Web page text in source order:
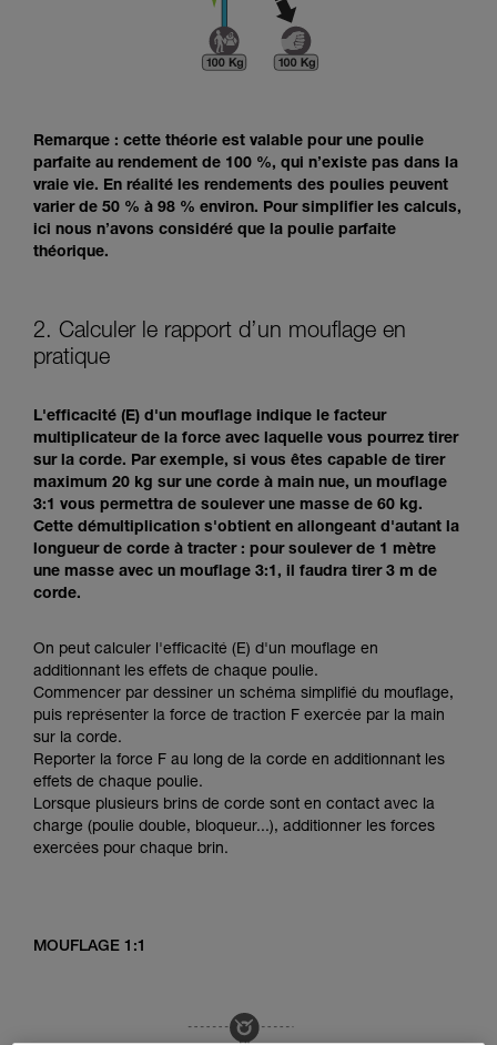
Remarque : cette théorie est valable pour une poulie
parfaite au rendement de 100 %, qui n’existe pas dans la
vraie vie. En réalité les rendements des poulies peuvent
varier de 50 % à 98 % environ. Pour simplifier les calculs,
ici nous n’avons considéré que la poulie parfaite
théorique.
2. Calculer le rapport d’un mouflage en
pratique
L'efficacité (E) d'un mouflage indique le facteur
multiplicateur de la force avec laquelle vous pourrez tirer
sur la corde. Par exemple, si vous êtes capable de tirer
maximum 20 kg sur une corde à main nue, un mouflage
3:1 vous permettra de soulever une masse de 60 kg.
Cette démultiplication s'obtient en allongeant d'autant la
longueur de corde à tracter : pour soulever de 1 mètre
une masse avec un mouflage 3:1, il faudra tirer 3 m de
corde.
On peut calculer l'efficacité (E) d'un mouflage en
additionnant les effets de chaque poulie.
Commencer par dessiner un schéma simplifié du mouflage,
puis représenter la force de traction F exercée par la main
sur la corde.
Reporter la force F au long de la corde en additionnant les
effets de chaque poulie.
Lorsque plusieurs brins de corde sont en contact avec la
charge (poulie double, bloqueur...), additionner les forces
exercées pour chaque brin.
MOUFLAGE 1:1